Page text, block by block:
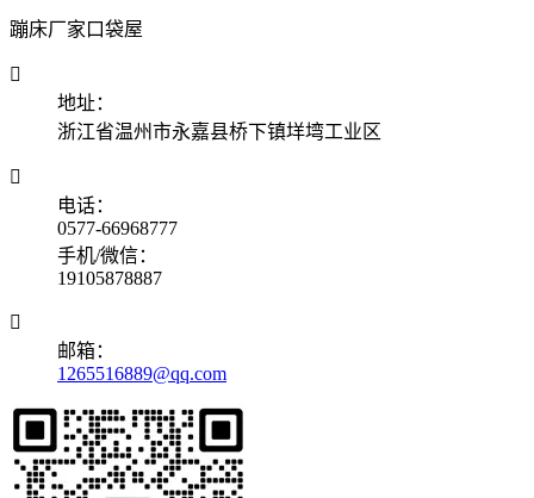
蹦床厂家口袋屋

地址：
浙江省温州市永嘉县桥下镇垟塆工业区

电话：
0577-66968777
手机/微信：
19105878887

邮箱：
1265516889@qq.com